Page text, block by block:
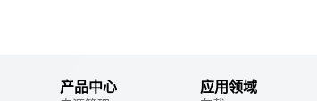
产品中心 应用领域